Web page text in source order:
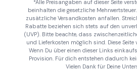
*Alle Preisangaben auf dieser Seite
beinhalten die gesetzliche
zusätzliche Versandkosten anfallen.
Rabatte beziehen sich stets auf den
(UVP). Bitte beachte, dass
und Lieferkosten möglich sind. Diese
Wenn Du über einen dieser Links
Provision. Für dich entstehen dadurch
Vielen Dank für Deine